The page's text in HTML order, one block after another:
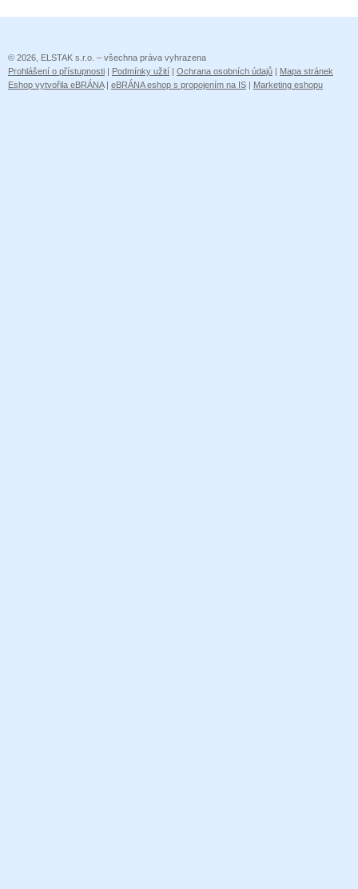
© 2026, ELSTAK s.r.o. – všechna práva vyhrazena
Prohlášení o přístupnosti | Podmínky užití | Ochrana osobních údajů | Mapa stránek
Eshop vytvořila eBRÁNA| eBRÁNA eshop s propojením na IS | Marketing eshopu